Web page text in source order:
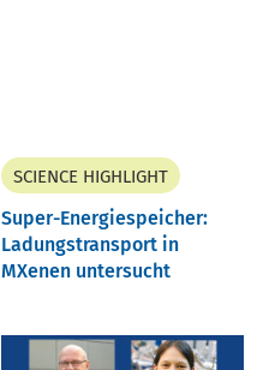
SCIENCE HIGHLIGHT
Super-Energiespeicher:
Ladungstransport in
MXenen untersucht